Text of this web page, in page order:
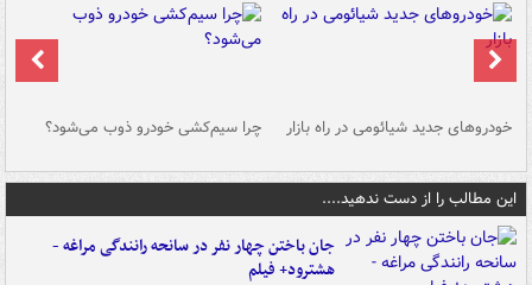
خودروهای جدید شیائومی در راه بازار چرا سیم‌کشی خودرو ذوب می‌شود؟
این مطالب را از دست ندهید....
جان باختن چهار نفر در سانحه رانندگی مراغه -
هشترود+ فیلم